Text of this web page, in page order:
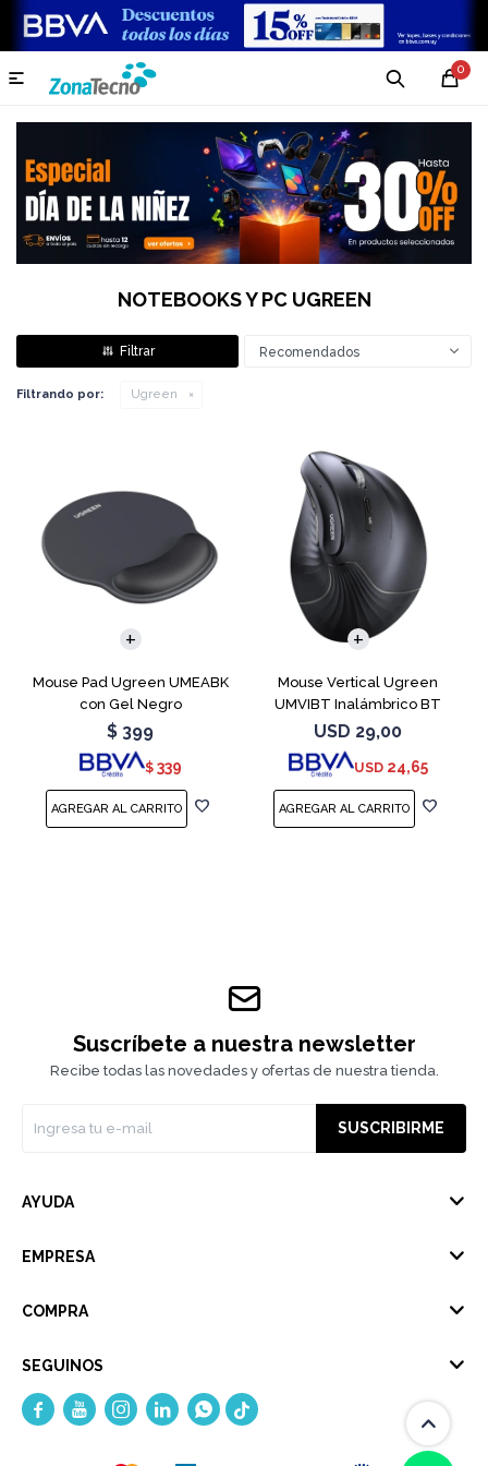
0

NOTEBOOKS Y PC UGREEN
Recomendados
Filtrando por: Ugreen
Mouse Pad Ugreen UMEABK
con Gel Negro
$ 399
$ 339
Mouse Vertical Ugreen
UMVIBT Inalámbrico BT
USD 29,00
USD 24,65
Suscríbete a nuestra newsletter
Recibe todas las novedades y ofertas de nuestra tienda.
SUSCRIBIRME
AYUDA
EMPRESA
COMPRA
SEGUINOS
    